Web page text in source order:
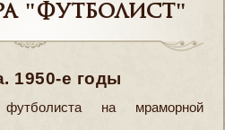
"Футболист"
1950-е годы
на мраморной